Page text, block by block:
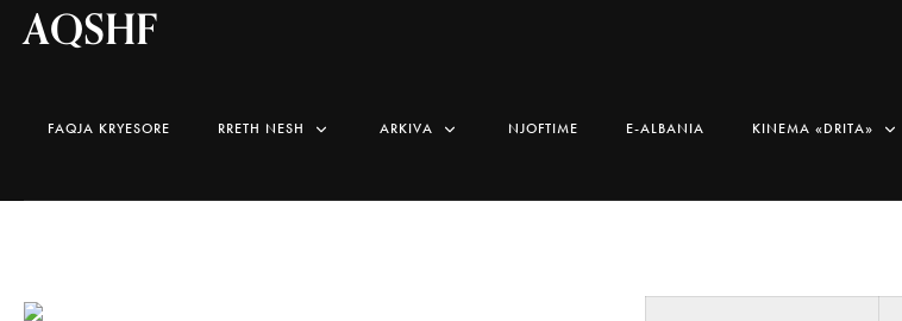
AQSHF
FAQJA KRYESORE RRETH NESH ARKIVA NJOFTIME E-ALBANIA KINEMA «DRITA»